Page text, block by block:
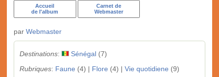
Accueil
de l'album
Carnet de
Webmaster
par Webmaster
Destinations: Sénégal(7)
Rubriques: Faune (4) | Flore (4) | Vie quotidiene (9)